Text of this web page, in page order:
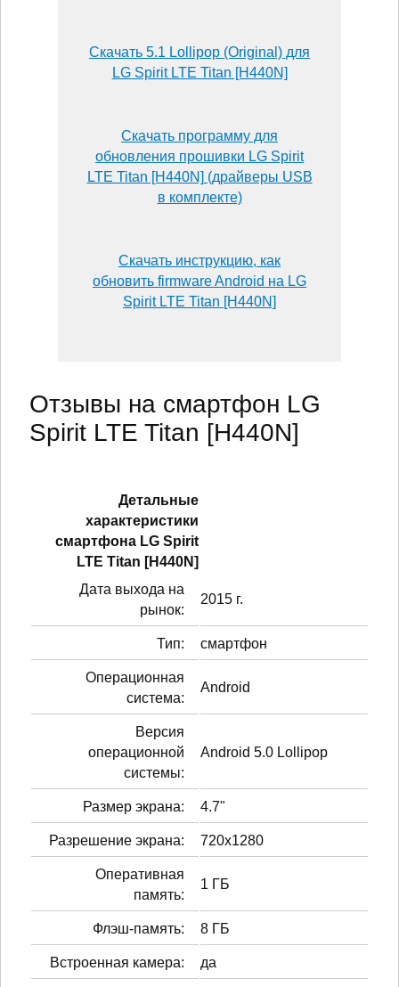
Скачать 5.1 Lollipop (Original) для
LG Spirit LTE Titan [H440N]
Скачать программу для
обновления прошивки LG Spirit
LTE Titan [H440N] (драйверы USB
в комплекте)
Скачать инструкцию, как
обновить firmware Android на LG
Spirit LTE Titan [H440N]
Отзывы на смартфон LG
Spirit LTE Titan [H440N]
Детальные
характеристики
смартфонa LG Spirit
LTE Titan [H440N]
Дата выхода на
рынок:
2015 г.
Тип: смартфон
Операционная
система:
Android
Версия
операционной
системы:
Android 5.0 Lollipop
Размер экрана: 4.7"
Разрешение экрана: 720x1280
Оперативная
память:
1 ГБ
Флэш-память: 8 ГБ
Встроенная камера: да